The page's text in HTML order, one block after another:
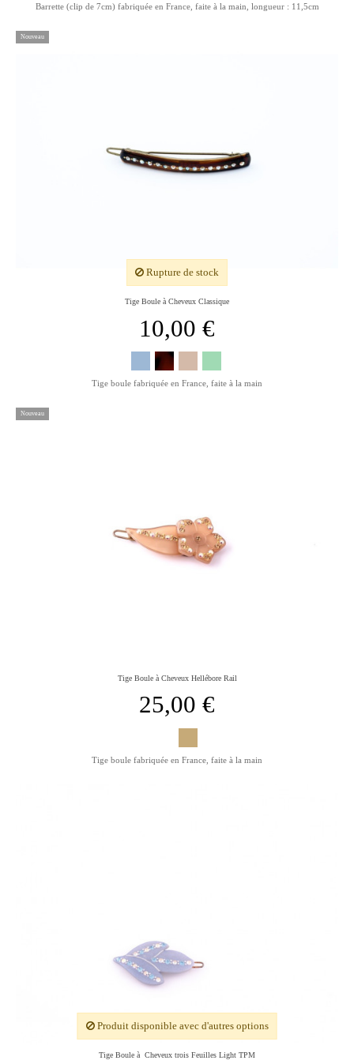
Barrette (clip de 7cm) fabriquée en France, faite à la main, longueur : 11,5cm
Nouveau
Rupture de stock
Tige Boule à Cheveux Classique
10,00 €
Tige boule fabriquée en France, faite à la main
Nouveau
Tige Boule à Cheveux Hellébore Rail
25,00 €
Tige boule fabriquée en France, faite à la main
Produit disponible avec d'autres options
Tige Boule à Cheveux trois Feuilles Light TPM